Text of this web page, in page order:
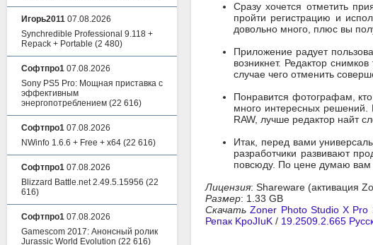
Сразу хочется отметить
пройти регистрацию и
довольно много, плюс вы
Приложение радует
возникнет. Редактор
случае чего отменить
Понравится фотографам,
много интересных решений.
RAW, лучше редактор найт
Итак, перед вами
разработчики развивают
повсюду. По цене думаю вам
Лицензия: Shareware (активация
Размер: 1.33 GB
СкачатьZoner Photo Studio X Pro
Репак KpoJIuK / 19.2509.2.665
Игорь2011 07.08.2026
Synchredible Professional 9.118 +
Repack + Portable (2 480)
Софтпро1 07.08.2026
Sony PS5 Pro: Мощная приставка с
эффективным
энергопотреблением (22 616)
Софтпро1 07.08.2026
NWinfo 1.6.6 + Free + x64 (22 616)
Софтпро1 07.08.2026
Blizzard Battle.net 2.49.5.15956 (22
616)
Софтпро1 07.08.2026
Gamescom 2017: Анонсный ролик
Jurassic World Evolution (22 616)